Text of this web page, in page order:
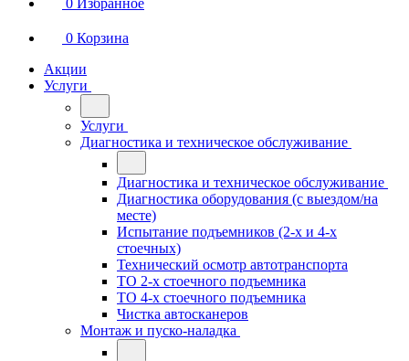
0 Избранное
0 Корзина
Акции
Услуги
Услуги
Диагностика и техническое обслуживание
Диагностика и техническое обслуживание
Диагностика оборудования (с выездом/на
месте)
Испытание подъемников (2-х и 4-х
стоечных)
Технический осмотр автотранспорта
ТО 2-х стоечного подъемника
ТО 4-х стоечного подъемника
Чистка автосканеров
Монтаж и пуско-наладка